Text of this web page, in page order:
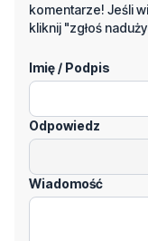
komentarze! Jeśli
kliknij "zgłoś
Imię / Podpis
Odpowiedz
Wiadomość